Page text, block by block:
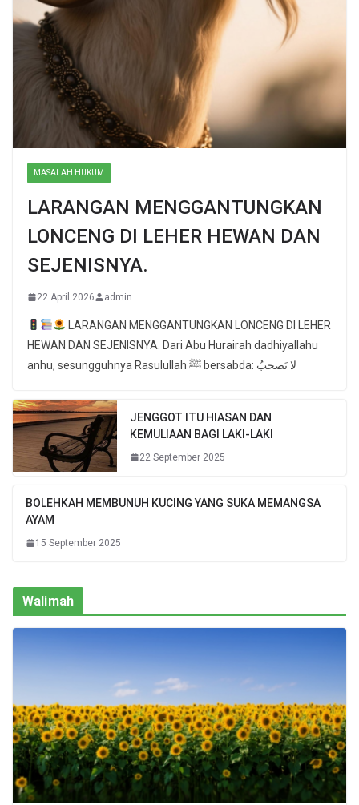
MASALAH HUKUM
LARANGAN MENGGANTUNGKAN
LONCENG DI LEHER HEWAN DAN
SEJENISNYA.
22 April 2026 admin
LARANGAN MENGGANTUNGKAN LONCENG DI LEHER
HEWAN DAN SEJENISNYA. Dari Abu Hurairah dadhiyallahu
anhu, sesungguhnya Rasulullah ﷺ bersabda: لا تَصحبُ
JENGGOT ITU HIASAN DAN
KEMULIAAN BAGI LAKI-LAKI
22 September 2025
BOLEHKAH MEMBUNUH KUCING YANG SUKA MEMANGSA
AYAM
15 September 2025
Walimah